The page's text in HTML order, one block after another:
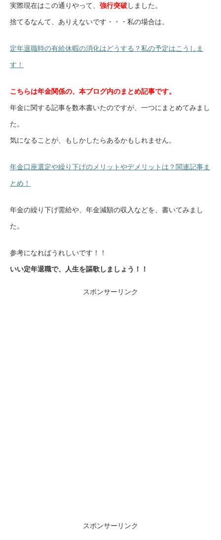
実際現在はこの通りやって、 強行突破しました。
捨てるなんて、ありえないです・・・私の場合は。
定年退職時の有給休暇の消化はどうする？私の予定はこうしま
す！
こちらは年金関係の、本ブログ内のまとめ記事です。
年金に関する記事を数本書いたのですが、一つにまとめてみまし
た。
気になることが、もしかしたらあるかもしれません。
年金口座選定や繰り下げのメリットやデメリットは？関連記事ま
とめ！
年金の繰り下げ需給や、年金減額の収入などを、書いてみまし
た。
参考になればうれしいです！！
いい定年退職で、人生を謳歌しましょう！！
スポンサーリンク
スポンサーリンク